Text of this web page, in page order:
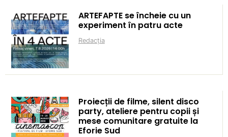
ARTEFAPTE se încheie cu un
experiment în patru acte
Redacția
Proiecții de filme, silent disco
party, ateliere pentru copii și
mese comunitare gratuite la
Eforie Sud